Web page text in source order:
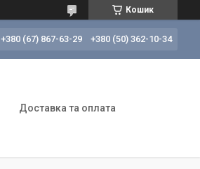
Кошик
+380 (67) 867-63-29 +380 (50) 362-10-34
Доставка та оплата